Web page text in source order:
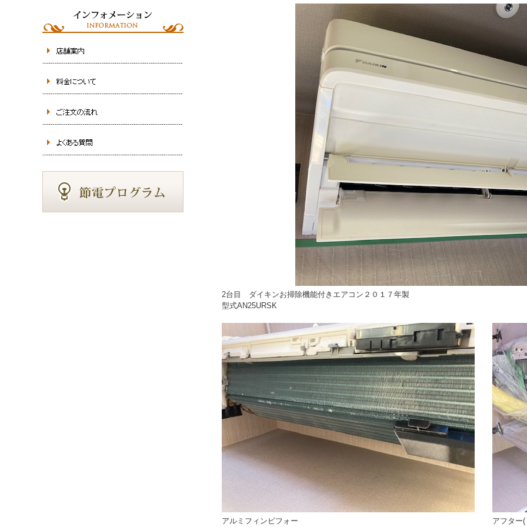
2台目 ダイキンお掃除機能付きエアコン２０１７年製
型式AN25URSK
アルミフィンビフォー アフター